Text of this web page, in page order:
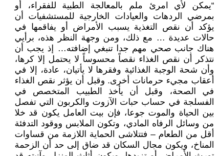
“يمكن لأي امرئ ملم بالمعالجة الطبية للفقراء، أو
بمرضي الردهات والعيادات الخارجية للمستشفيات أن
يؤكد أن نقص التغذية يسبب الأمراض أو يفاقمها في
حالات عديدة … مع ذلك، ومن وجهة النظر هذه، برأيي
هناك جانب صحي مهم جدا تنبغي إضافته… إذ يجب أن
نتذكر أن نقص الغذاء نقصاً محسوساً لا يحتمل إلا كرها،
وأن شحة الوجبة الغذائية وفقرها لا يأتيان، عادة، إلا في
أعقاب مجيء حرمانات أخرى. وقبل أن يؤثر نقص الغذاء
في الصحة، وقبل أن يأخذ الطبيب المتخصص في
الفسلجة في حساب حبات الآزوت والكربون التي تفصل
بين الحياة والموت جوعا، فإن بيت العامل يكون قد خلا
من وسائل الرفاه المادي، وتكون الملابس ووقود التدفئة
أقل من الطعام – فتتلاشی الحماية اللازمة من قساوات
المناخ، ويكون مجال السكان قد ضاق إلى حد أن الزحمة